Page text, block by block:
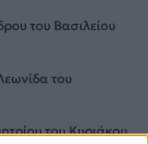
του Βασιλείου
του
του Κυριάκου